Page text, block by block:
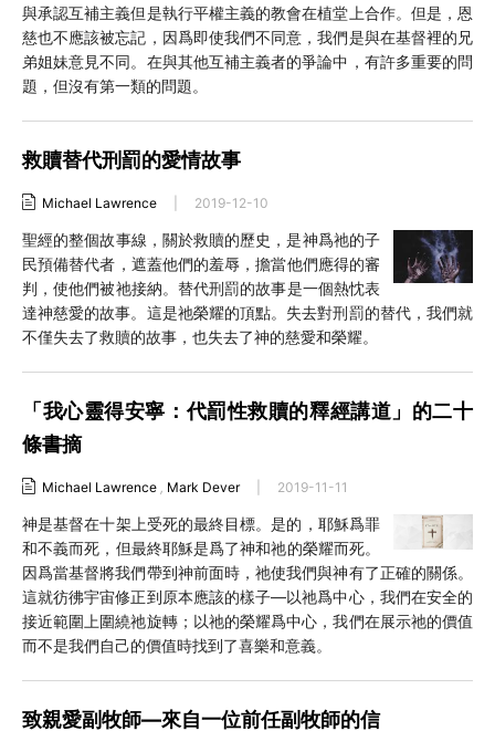
與承認互補主義但是執行平權主義的教會在植堂上合作。但是，恩
慈也不應該被忘記，因爲即使我們不同意，我們是與在基督裡的兄
弟姐妹意見不同。在與其他互補主義者的爭論中，有許多重要的問
題，但沒有第一類的問題。
救贖替代刑罰的愛情故事
Michael Lawrence 2019-12-10
聖經的整個故事線，關於救贖的歷史，是神爲祂的子
民預備替代者，遮蓋他們的羞辱，擔當他們應得的審
判，使他們被祂接納。替代刑罰的故事是一個熱忱表
達神慈愛的故事。這是祂榮耀的頂點。失去對刑罰的替代，我們就
不僅失去了救贖的故事，也失去了神的慈愛和榮耀。
「我心靈得安寧：代罰性救贖的釋經講道」的二十
條書摘
Michael Lawrence Mark Dever 2019-11-11
神是基督在十架上受死的最終目標。是的，耶穌爲罪
和不義而死，但最終耶穌是爲了神和祂的榮耀而死。
因爲當基督將我們帶到神前面時，祂使我們與神有了正確的關係。
這就彷彿宇宙修正到原本應該的樣子—以祂爲中心，我們在安全的
接近範圍上圍繞祂旋轉；以祂的榮耀爲中心，我們在展示祂的價值
而不是我們自己的價值時找到了喜樂和意義。
致親愛副牧師—來自一位前任副牧師的信